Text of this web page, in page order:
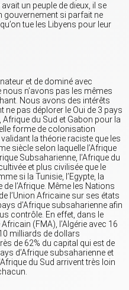
un peuple de dieux, il se
gouvernement si parfait ne
tue les Libyens pour leur
et de dominé avec
nous n’avons pas les mêmes
Nous avons des intérêts
pas déplorer le Oui de 3 pays
du Sud et Gabon pour la
forme de colonisation
la théorie raciste que les
siècle selon laquelle l’Afrique
Subsaharienne, l’Afrique du
et plus civilisée que le
si la Tunisie, l’Egypte, la
de l’Afrique. Même les Nations
l’Union Africaine sur ses états
d’Afrique subsaharienne afin
contrôle. En effet, dans le
(FMA), l’Algérie avec 16
milliards de dollars
de 62% du capital qui est de
d’Afrique subsaharienne et
du Sud arrivent très loin